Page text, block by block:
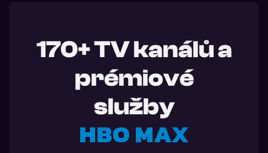
170+ TV kanálů a
prémiové
služby
HBO MAX